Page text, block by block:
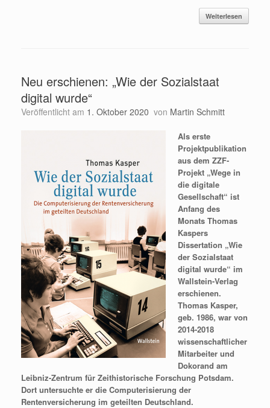
Weiterlesen
Neu erschienen: „Wie der Sozialstaat
digital wurde“
Veröffentlicht am 1. Oktober 2020 von Martin Schmitt
Als erste
Projektpublikation
aus dem ZZF-
Projekt „Wege in
die digitale
Gesellschaft“ ist
Anfang des
Monats Thomas
Kaspers
Dissertation „Wie
der Sozialstaat
digital wurde“ im
Wallstein-Verlag
erschienen.
Thomas Kasper,
geb. 1986, war von
2014-2018
wissenschaftlicher
Mitarbeiter und
Dokorand am
Leibniz-Zentrum für Zeithistorische Forschung Potsdam.
Dort untersuchte er die Computerisierung der
Rentenversicherung im geteilten Deutschland.